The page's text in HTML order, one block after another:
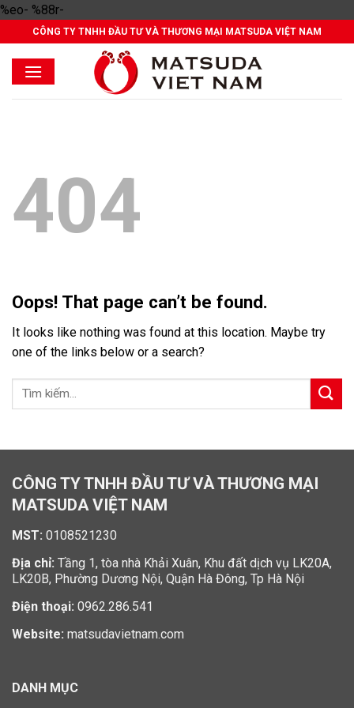
%eo- %88r-
to
content
CÔNG TY TNHH ĐẦU TƯ VÀ THƯƠNG MẠI MATSUDA VIỆT NAM
404
Oops! That page can’t be found.
It looks like nothing was found at this location. Maybe try
one of the links below or a search?
CÔNG TY TNHH ĐẦU TƯ VÀ THƯƠNG MẠI
MATSUDA VIỆT NAM
MST: 0108521230
Địa chỉ: Tầng 1, tòa nhà Khải Xuân, Khu đất dịch vụ LK20A,
LK20B, Phường Dương Nội, Quận Hà Đông, Tp Hà Nội
Điện thoại: 0962.286.541
Website: matsudavietnam.com
DANH MỤC